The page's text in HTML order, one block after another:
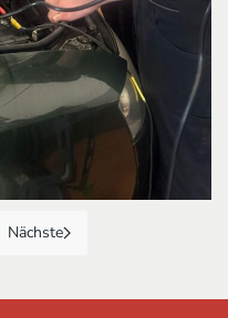
Nächste